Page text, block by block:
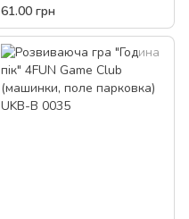
61.00 грн